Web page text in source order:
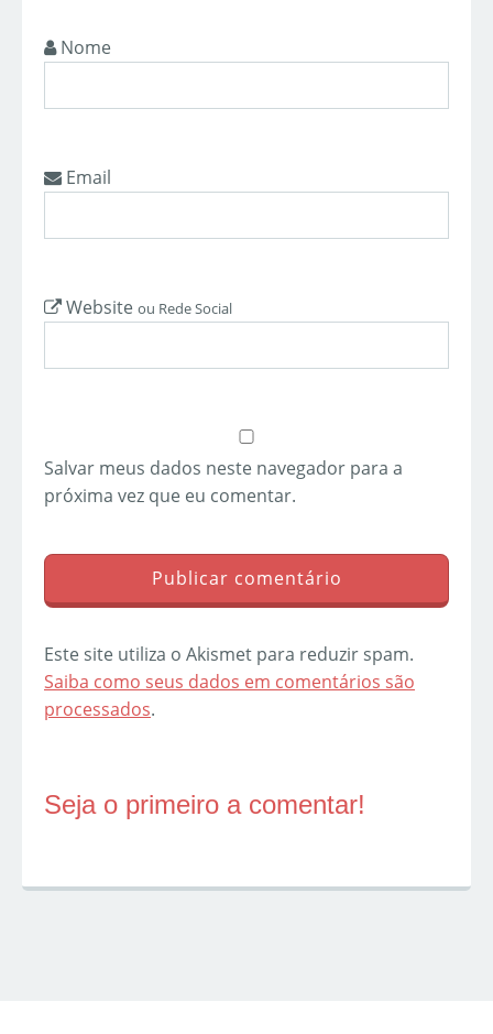
Nome
Email
Website ou Rede Social
Salvar meus dados neste navegador para a
próxima vez que eu comentar.
Este site utiliza o Akismet para reduzir spam.
Saiba como seus dados em comentários são
processados.
Seja o primeiro a comentar!